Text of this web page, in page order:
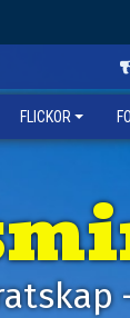
FLICKOR